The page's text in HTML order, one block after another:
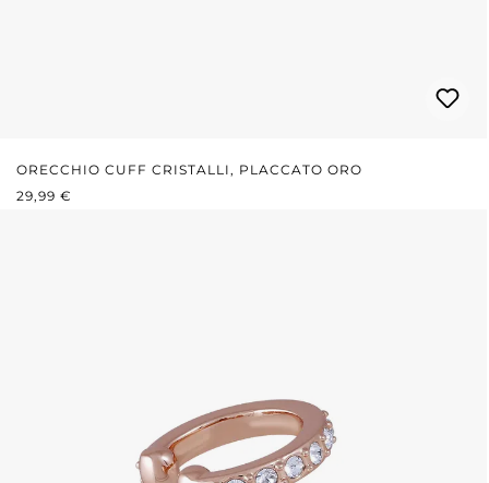
ORECCHIO CUFF CRISTALLI, PLACCATO ORO
PREZZO NORMALE:
29,99 €